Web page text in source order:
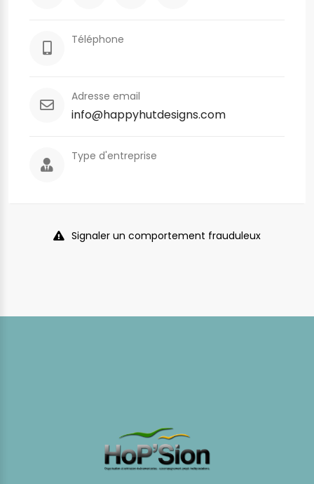
Téléphone
Adresse email
info@happyhutdesigns.com
Type d'entreprise
Signaler un comportement frauduleux